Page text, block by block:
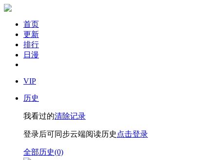
首页
更新
排行
日漫
VIP
历史
我看过的清除记录
登录后可同步云端阅读历史 点击登录
全部历史(0)